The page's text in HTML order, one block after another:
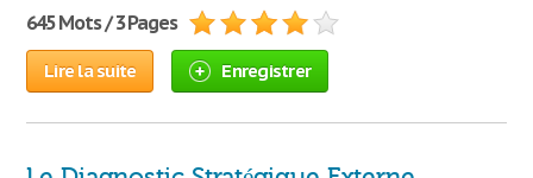
645 Mots / 3 Pages
Lire la suite Enregistrer